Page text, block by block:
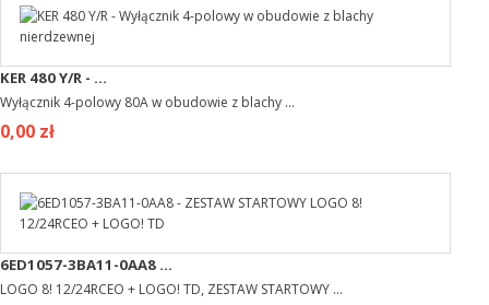
KER 480 Y/R - ...
Wyłącznik 4-polowy 80A w obudowie z blachy ...
0,00 zł
6ED1057-3BA11-0AA8 ...
LOGO 8! 12/24RCEO + LOGO! TD, ZESTAW STARTOWY ...